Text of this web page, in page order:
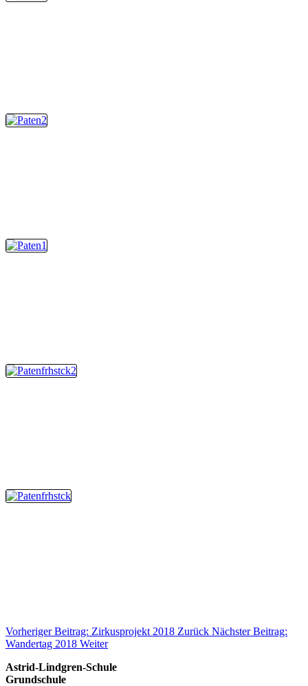
Vorheriger Beitrag: Zirkusprojekt 2018 Zurück Nächster Beitrag:
Wandertag 2018 Weiter
Astrid-Lindgren-Schule
Grundschule